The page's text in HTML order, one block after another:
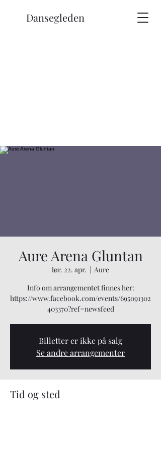
Dansegleden
Aure Arena Gluntan
lør. 22. apr.
  |
Aure
Info om arrangementet finnes her:
https://www.facebook.com/events/695091302
403370?ref=newsfeed
Billetter er ikke på salg
Se andre arrangementer
Tid og sted